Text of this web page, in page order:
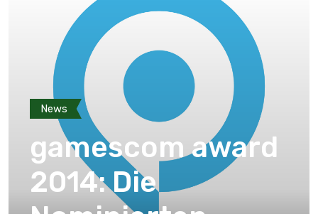
News
gamescom award
2014: Die